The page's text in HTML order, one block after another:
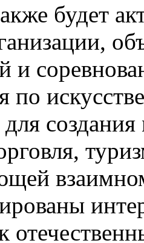
будет
и
по